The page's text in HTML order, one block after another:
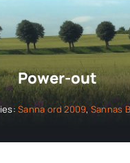
Power-out
Sanna ord 2009, Sannas